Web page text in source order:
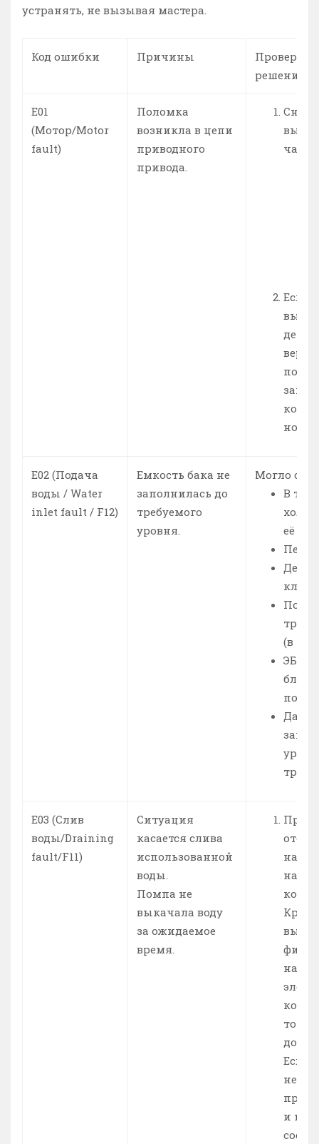
устранять, не вызывая мастера.
Код ошибки Причины
Проверка
решения
Е01
(Мотор/Motor
fault)
Поломка
возникла в цепи
приводного
привода.
Если
Е02 (Подача
воды / Water
inlet fault / F12)
Емкость бака не
заполнилась до
требуемого
уровня.
Могло
В
её
(в
ЭБУ
блок
Е03 (Слив
воды/Draining
fault/F11)
Ситуация
касается слива
использованной
воды.
Помпа не
выкачала воду
за ожидаемое
время.
на
тот
Если
нет,
и